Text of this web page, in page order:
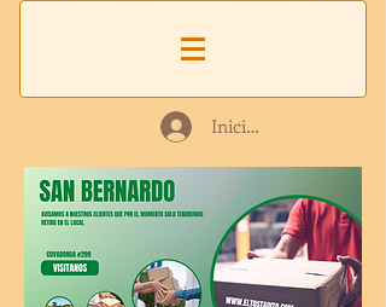
Iniciar sesión